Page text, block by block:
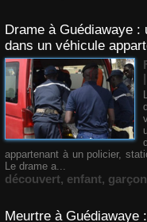
Drame à Guédiawaye
dans un véhicule
|
appartenant à un policier,
Le drame a...
découvert, enfant, garçon
Meurtre à Guédiawaye